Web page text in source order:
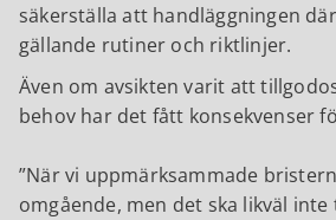
säkerställa att handläggningen
gällande rutiner och riktlinjer.
Även om avsikten varit att
behov har det fått konsekvenser
När vi uppmärksammade
omgående, men det ska likväl